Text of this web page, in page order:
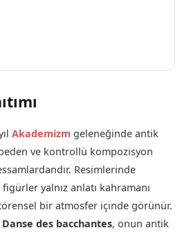
Akademizm geleneğinde antik
ve kontrollü kompozisyon
Resimlerinde
yalnız anlatı kahramanı
bir atmosfer içinde görünür.
des bacchantes, onun antik